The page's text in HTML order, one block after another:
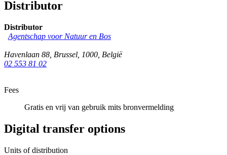
Distributor
Distributor
Agentschap voor Natuur en Bos
Havenlaan 88 Brussel 1000 België
02 553 81 02
Fees
Gratis en vrij van gebruik mits bronvermelding
Digital transfer options
Units of distribution